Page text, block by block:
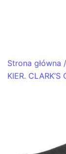
Strona główna /
KIER.